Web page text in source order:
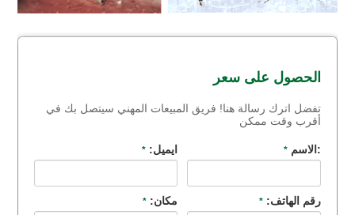
الحصول على سعر
تفضل اترك رسالة هنا! فريق المبيعات المهني سيتصل بك في
أقرب وقت ممكن
:الاسم* ايميل: *
رقم الهاتف:* مكان: *